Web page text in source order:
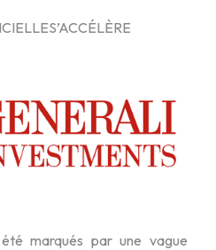
marqués par une vague